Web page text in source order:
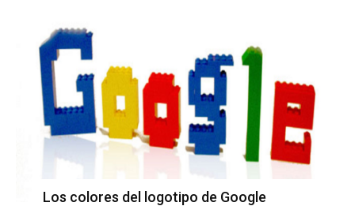
Los colores del logotipo de Google